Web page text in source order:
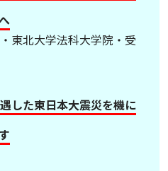
東北大学法科大学院・受
した東日本大震災を機に